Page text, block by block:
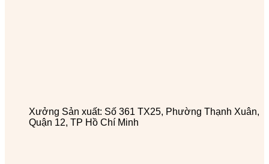
Xưởng Sản xuất: Số 361 TX25, Phường Thạnh Xuân,
Quận 12, TP Hồ Chí Minh